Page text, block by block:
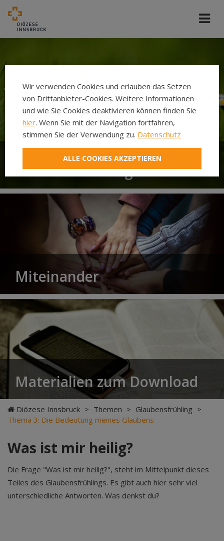
Glaubensfrühling
Miteinander
Materialien zum Download
Diözese Innsbruck > Themen > Glaubensfrühling >
Thema 3: Die Bedeutung meines Glaubens
Was ist mir heilig?
Die Frage "Was ist mir heilig?", steht im Mittelpunkt dieses
Teiles des Glaubensfrühlings. Es gibt auch hier sehr viel
unterschiedliche Antworten. Was denkst du?
Wir verwenden Cookies und erlauben das Setzen
von Drittanbieter-Cookies. Weitere Informationen
und wie Sie Cookies deaktivieren können finden Sie
hier. Wenn Sie mit der Navigation fortfahren,
stimmen Sie der Verwendung zu. Datenschutz
ALLE COOKIES AKZEPTIEREN